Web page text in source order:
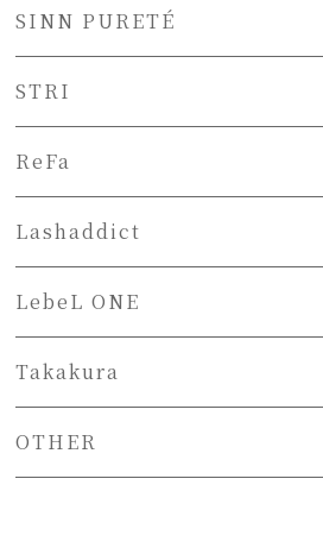
SINN PURETÉ
STRI
ReFa
Lashaddict
LebeL ONE
Takakura
OTHER